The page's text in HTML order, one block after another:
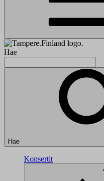
Hae
Hae
Konsertit